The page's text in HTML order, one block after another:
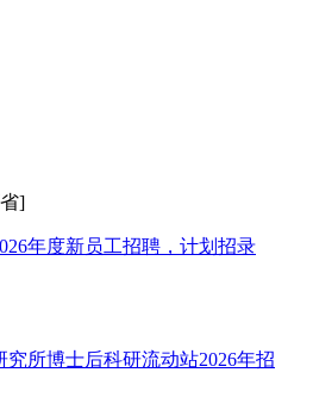
]
年度新员工招聘，计划招录
所博士后科研流动站2026年招